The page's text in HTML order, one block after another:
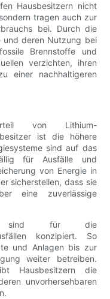
Hausbesitzern nicht
tragen auch zur
bei. Durch die
und deren Nutzung bei
Brennstoffe und
verzichten, ihren
einer nachhaltigeren
von Lithium-
ist die höhere
sind auf das
für Ausfälle und
von Energie in
sicherstellen, dass sie
eine zuverlässige
sind für die
konzipiert. So
und Anlagen bis zur
weiter betreiben.
Hausbesitzern die
unvorhersehbaren